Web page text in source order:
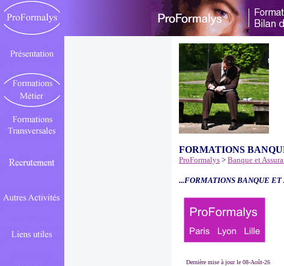
FORMATIONS
ProFormalys > Banque et
...FORMATIONS BANQUE ET
Dernière mise à jour le 08-Août-26